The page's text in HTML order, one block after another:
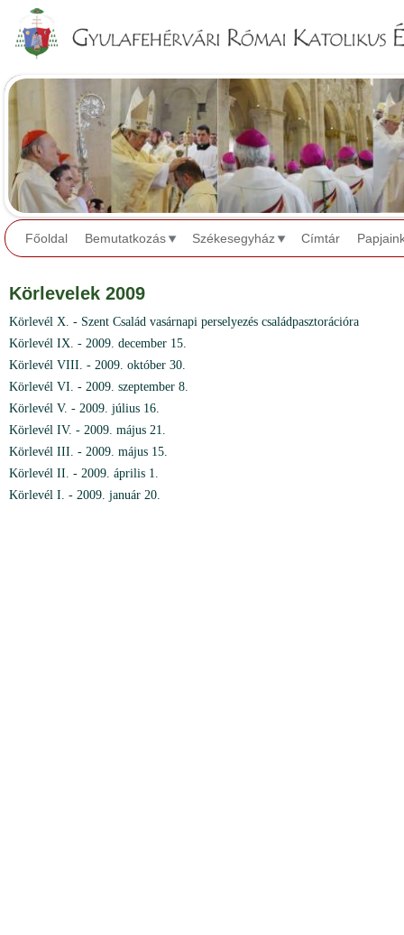
Főoldal Bemutatkozás Székesegyház Címtár
Körlevelek 2009
Körlevél X. - Szent Család vasárnapi perselyezés családpasztorációra
Körlevél IX. - 2009. december 15.
Körlevél VIII. - 2009. október 30.
Körlevél VI. - 2009. szeptember 8.
Körlevél V. - 2009. július 16.
Körlevél IV. - 2009. május 21.
Körlevél III. - 2009. május 15.
Körlevél II. - 2009. április 1.
Körlevél I. - 2009. január 20.